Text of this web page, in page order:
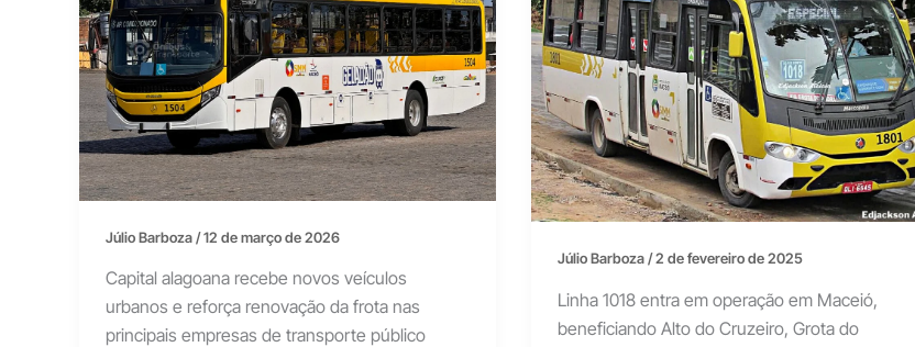
Júlio Barboza/12 de março de 2026
Capital alagoana recebe novos veículos
urbanos e reforça renovação da frota nas
principais empresas de transporte público
Júlio Barboza/2 de fevereiro de 2025
Linha 1018 entra em operação em Maceió,
beneficiando Alto do Cruzeiro, Grota do